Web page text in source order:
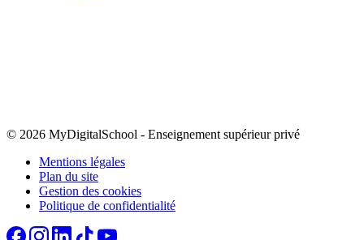
© 2026 MyDigitalSchool - Enseignement supérieur privé
Mentions légales
Plan du site
Gestion des cookies
Politique de confidentialité